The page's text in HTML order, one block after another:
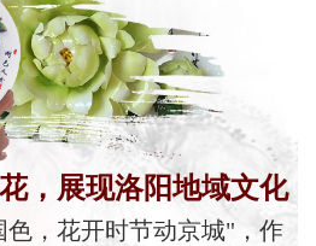
，展现洛阳地域文化
色，花开时节动京城"，作